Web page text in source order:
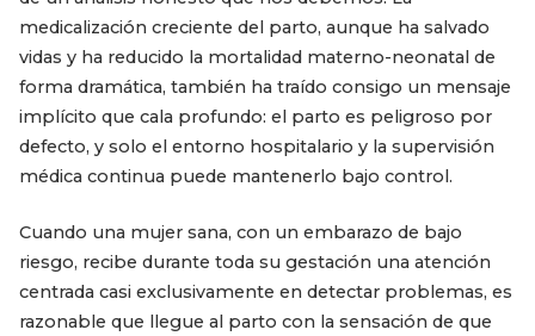
medicalización creciente del parto, aunque ha salvado
vidas y ha reducido la mortalidad materno-neonatal de
forma dramática, también ha traído consigo un mensaje
implícito que cala profundo: el parto es peligroso por
defecto, y solo el entorno hospitalario y la supervisión
médica continua puede mantenerlo bajo control.
Cuando una mujer sana, con un embarazo de bajo
riesgo, recibe durante toda su gestación una atención
centrada casi exclusivamente en detectar problemas, es
razonable que llegue al parto con la sensación de que